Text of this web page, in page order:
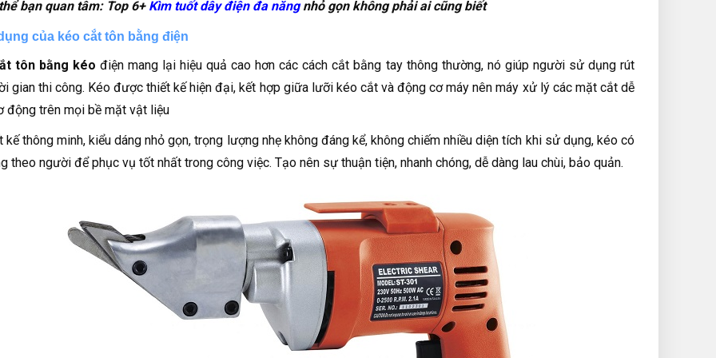
bạn quan tâm: Top 6+ Kìm tuốt dây điện đa năngnhỏ gọn không phải ai cũng biết
của kéo cắt tôn bằng điện
tôn bằng kéo điện mang lại hiệu quả cao hơn các cách cắt bằng tay thông thường, nó giúp người sử dụng rút
gian thi công. Kéo được thiết kế hiện đại, kết hợp giữa lưỡi kéo cắt và động cơ máy nên máy xử lý các mặt cắt dễ
động trên mọi bề mặt vật liệu
kế thông minh, kiểu dáng nhỏ gọn, trọng lượng nhẹ không đáng kể, không chiếm nhiều diện tích khi sử dụng, kéo có
theo người để phục vụ tốt nhất trong công việc. Tạo nên sự thuận tiện, nhanh chóng, dễ dàng lau chùi, bảo quản.